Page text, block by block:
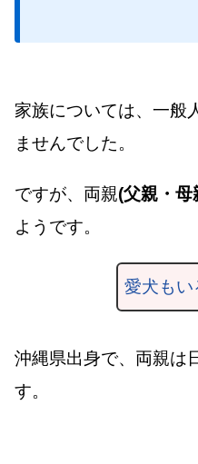
家族については、一般
ませんでした。
ですが、両親(父親・母
ようです。
愛犬もい
沖縄県出身で、両親は
す。